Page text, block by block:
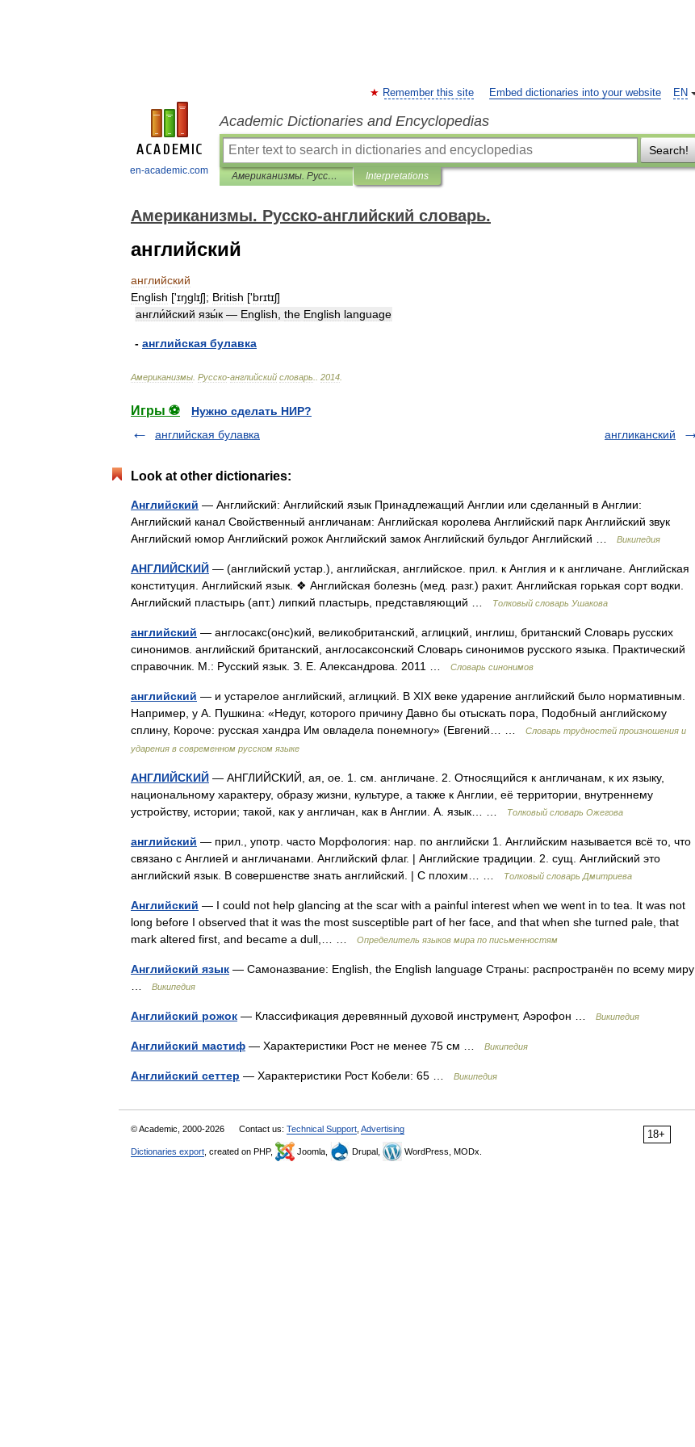
en-academic.com
EN
Remember this site Embed dictionaries into your website
Academic Dictionaries and Encyclopedias
Search!
Американизмы. Русско-английский словарь. Interpretations
Американизмы. Русско-английский словарь.
английский
английский
English ['ɪŋglɪʃ]; British ['brɪtɪʃ]
англи́йский язы́к — English the English language
- английская булавка
Американизмы Русско-английский словарь 2014
Игры ⚽
Нужно сделать НИР?
английская булавка
англиканский
Look at other dictionaries:
Английский — Английский: Английский язык Принадлежащий Англии или сделанный в Англии:
Английский канал Свойственный англичанам: Английская королева Английский парк Английский звук
Английский юмор Английский рожок Английский замок Английский бульдог Английский …
Википедия
АНГЛИЙСКИЙ — (английский устар.), английская, английское. прил. к Англия и к англичане. Английская
конституция. Английский язык. ❖ Английская болезнь (мед. разг.) рахит. Английская горькая сорт водки.
Английский пластырь (апт.) липкий пластырь, представляющий …
Толковый словарь Ушакова
английский — англосакс(онс)кий, великобританский, аглицкий, инглиш, британский Словарь русских
синонимов. английский британский, англосаксонский Словарь синонимов русского языка. Практический
справочник. М.: Русский язык. З. Е. Александрова. 2011 …
Словарь синонимов
английский — и устарелое английский, аглицкий. В XIX веке ударение английский было нормативным.
Например, у А. Пушкина: «Недуг, которого причину Давно бы отыскать пора, Подобный английскому
сплину, Короче: русская хандра Им овладела понемногу» (Евгений… …
Словарь трудностей произношения и
ударения в современном русском языке
АНГЛИЙСКИЙ — АНГЛИЙСКИЙ, ая, ое. 1. см. англичане. 2. Относящийся к англичанам, к их языку,
национальному характеру, образу жизни, культуре, а также к Англии, её территории, внутреннему
устройству, истории; такой, как у англичан, как в Англии. А. язык… …
Толковый словарь Ожегова
английский — прил., употр. часто Морфология: нар. по английски 1. Английским называется всё то, что
связано с Англией и англичанами. Английский флаг. | Английские традиции. 2. сущ. Английский это
английский язык. В совершенстве знать английский. | С плохим… …
Толковый словарь Дмитриева
Английский — I could not help glancing at the scar with a painful interest when we went in to tea. It was not
long before I observed that it was the most susceptible part of her face, and that when she turned pale, that
mark altered first, and became a dull,… …
Определитель языков мира по письменностям
Английский язык — Самоназвание: English, the English language Страны: распространён по всему миру
Википедия
Английский рожок — Классификация деревянный духовой инструмент, Аэрофон … Википедия
Английский мастиф — Характеристики Рост не менее 75 см … Википедия
Английский сеттер — Характеристики Рост Кобели: 65 … Википедия
18+
© Academic, 2000-2026 Contact us: Technical Support Advertising
Dictionaries export , created on PHP, Joomla, Drupal, WordPress, MODx.